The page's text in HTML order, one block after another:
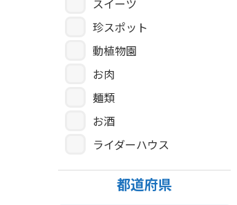
スイーツ
珍スポット
動植物園
お肉
麺類
お酒
ライダーハウス
都道府県